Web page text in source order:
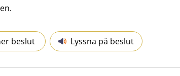
beslut Lyssna på beslut